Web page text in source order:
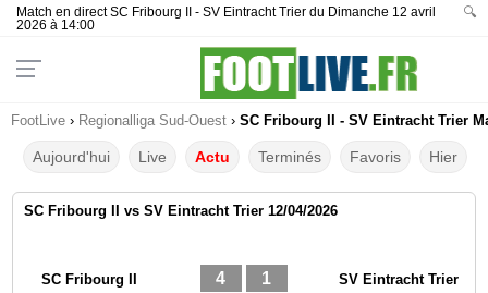
Match en direct SC Fribourg II - SV Eintracht Trier du Dimanche 12 avril
2026 à 14:00
🔍
FootLive › Regionalliga Sud-Ouest › SC Fribourg II - SV Eintracht Trier
Aujourd'hui Live Actu Terminés Favoris Hier
SC Fribourg II vs SV Eintracht Trier 12/04/2026
SC Fribourg II 4 1 SV Eintracht Trier